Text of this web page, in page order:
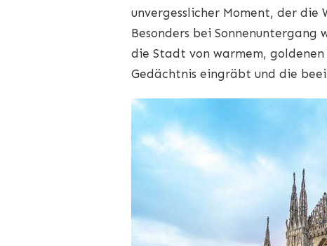
unvergesslicher Moment, der die
Besonders bei
die Stadt von warmem,
Gedächtnis eingräbt und die